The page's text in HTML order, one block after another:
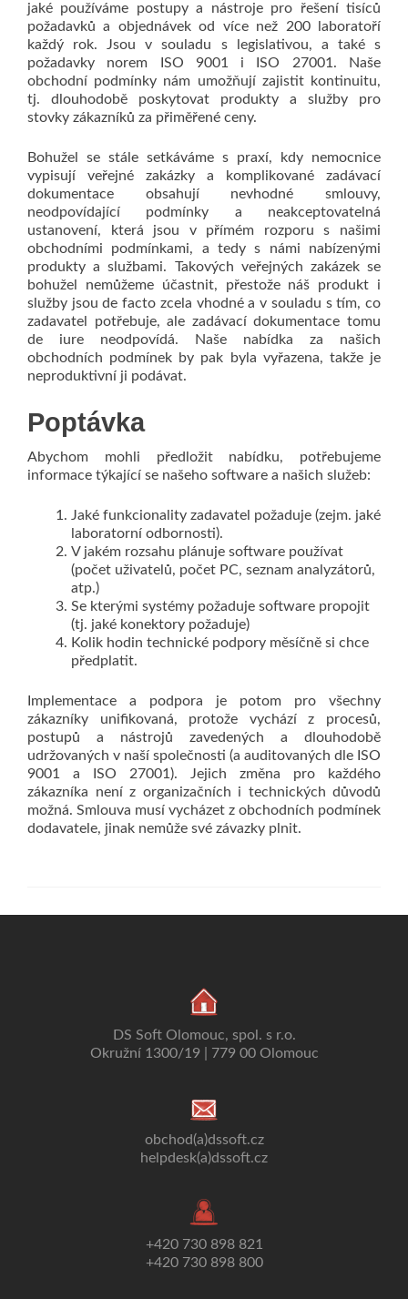
jaké používáme postupy a nástroje pro řešení tisíců
požadavků a objednávek od více než 200 laboratoří
každý rok. Jsou v souladu s legislativou, a také s
požadavky norem ISO 9001 i ISO 27001. Naše
obchodní podmínky nám umožňují zajistit kontinuitu,
tj. dlouhodobě poskytovat produkty a služby pro
stovky zákazníků za přiměřené ceny.
Bohužel se stále setkáváme s praxí, kdy nemocnice
vypisují veřejné zakázky a komplikované zadávací
dokumentace obsahují nevhodné smlouvy,
neodpovídající podmínky a neakceptovatelná
ustanovení, která jsou v přímém rozporu s našimi
obchodními podmínkami, a tedy s námi nabízenými
produkty a službami. Takových veřejných zakázek se
bohužel nemůžeme účastnit, přestože náš produkt i
služby jsou de facto zcela vhodné a v souladu s tím, co
zadavatel potřebuje, ale zadávací dokumentace tomu
de iure neodpovídá. Naše nabídka za našich
obchodních podmínek by pak byla vyřazena, takže je
neproduktivní ji podávat.
Poptávka
Abychom mohli předložit nabídku, potřebujeme
informace týkající se našeho software a našich služeb:
Jaké funkcionality zadavatel požaduje (zejm. jaké
laboratorní odbornosti).
V jakém rozsahu plánuje software používat
(počet uživatelů, počet PC, seznam analyzátorů,
atp.)
Se kterými systémy požaduje software propojit
(tj. jaké konektory požaduje)
Kolik hodin technické podpory měsíčně si chce
předplatit.
Implementace a podpora je potom pro všechny
zákazníky unifikovaná, protože vychází z procesů,
postupů a nástrojů zavedených a dlouhodobě
udržovaných v naší společnosti (a auditovaných dle ISO
9001 a ISO 27001). Jejich změna pro každého
zákazníka není z organizačních i technických důvodů
možná. Smlouva musí vycházet z obchodních podmínek
dodavatele, jinak nemůže své závazky plnit.
DS Soft Olomouc, spol. s r.o.
Okružní 1300/19 | 779 00 Olomouc
obchod(a)dssoft.cz
helpdesk(a)dssoft.cz
+420 730 898 821
+420 730 898 800